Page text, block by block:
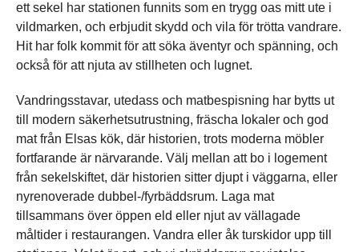
ett sekel har stationen funnits som en trygg oas mitt ute i
vildmarken, och erbjudit skydd och vila för trötta vandrare.
Hit har folk kommit för att söka äventyr och spänning, och
också för att njuta av stillheten och lugnet.
Vandringsstavar, utedass och matbespisning har bytts ut
till modern säkerhetsutrustning, fräscha lokaler och god
mat från Elsas kök, där historien, trots moderna möbler
fortfarande är närvarande. Välj mellan att bo i logement
från sekelskiftet, där historien sitter djupt i väggarna, eller
nyrenoverade dubbel-/fyrbäddsrum. Laga mat
tillsammans över öppen eld eller njut av vällagade
måltider i restaurangen. Vandra eller åk turskidor upp till